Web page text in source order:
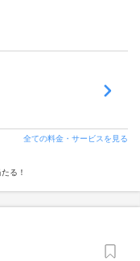
全ての料金・サービスを見る
る！